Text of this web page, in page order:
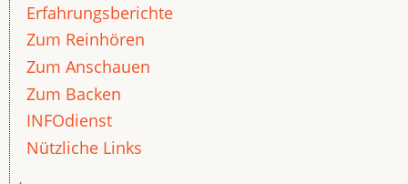
Erfahrungsberichte
Zum Reinhören
Zum Anschauen
Zum Backen
INFOdienst
Nützliche Links